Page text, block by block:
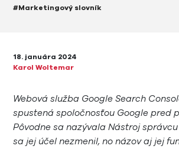
#Marketingový slovník
18. januára 2024
Karol Woltemar
Webová služba Google Search
spustená spoločnosťou Google pred
Pôvodne sa nazývala Nástroj
sa jej účel nezmenil, no názov aj jej